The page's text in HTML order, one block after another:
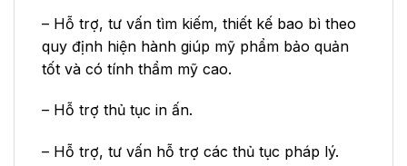
– Hỗ trợ, tư vấn tìm kiếm, thiết kế bao bì theo
quy định hiện hành giúp mỹ phẩm bảo quản
tốt và có tính thẩm mỹ cao.
– Hỗ trợ thủ tục in ấn.
– Hỗ trợ, tư vấn hỗ trợ các thủ tục pháp lý.